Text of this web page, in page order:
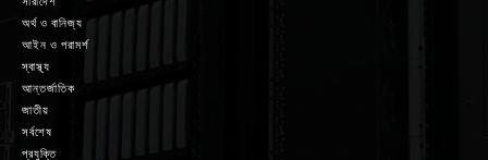
অর্থ ও বানিজ্য
আইন ও পরামর্শ
স্বাস্থ্য
আন্তর্জাতিক
জাতীয়
সর্বশেষ
প্রযুক্তি